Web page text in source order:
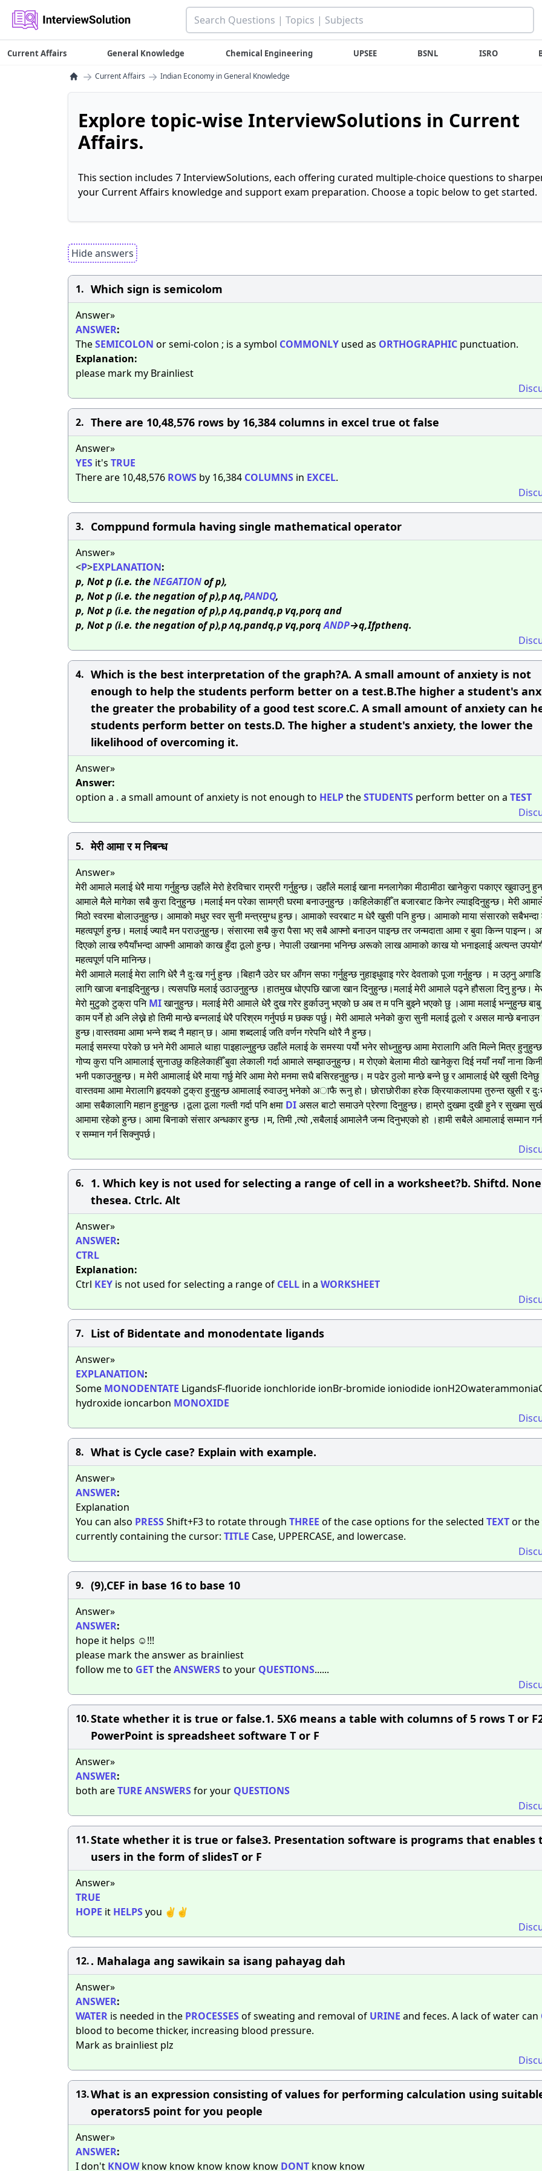
Current Affairs General Knowledge Chemical Engineering UPSEE BSNL ISRO
→ Current Affairs → Indian Economy in General Knowledge
Explore topic-wise InterviewSolutions in Current
Affairs.
This section includes 7 InterviewSolutions, each offering curated multiple-choice questions to
your Current Affairs knowledge and support exam preparation. Choose a topic below to get started.
Hide answers
1. Which sign is semicolom​
Answer»
ANSWER:
TheSEMICOLON or semi-colon ; is a symbol COMMONLY used as ORTHOGRAPHIC punctuation.
Explanation:
please mark my Brainliest
2. There are 10,48,576 rows by 16,384 columns in excel true ot false​
Answer»
YES it's TRUE
There are 10,48,576 ROWS by 16,384 COLUMNS in EXCEL.
3. Comppund formula having single mathematical operator​
Answer»
<P>EXPLANATION:
p, Not p (i.e. theNEGATIONof p),
p, Not p (i.e. the negation of p),p∧q,PANDQ,
p, Not p (i.e. the negation of p),p∧q,pandq,p∨q,porq and
p, Not p (i.e. the negation of p),p∧q,pandq,p∨q,porqANDP→q,Ifpthenq.
4. Which is the best interpretation of the graph?A. A small amount of anxiety is not
enough to help the students perform better on a test.B.The higher a student's
the greater the probability of a good test score.C. A small amount of anxiety can
students perform better on tests.D. The higher a student's anxiety, the lower the
likelihood of overcoming it.​
Answer»
Answer:
option a . a small amount of anxiety is not enough to HELPtheSTUDENTS perform better on a TEST
5. मेरी आमा र म निबन्ध​
Answer»
मेरी आमाले मलाई धेरै माया गर्नुहुन्छ उहाँले मेरो हेरविचार राम्ररी गर्नुहुन्छ। उहाँले मलाई खाना मनलागेका मीठामीठा खानेकुरा पकाएर खुवाउनु
आमाले मैले मागेका सबै कुरा दिनुहुन्छ ।मलाई मन परेका सामग्री घरमा बनाउनुहुन्छ ।कहिलेकाहीँ त बजारबाट किनेर ल्याइदिनुहुन्छ। मेरी
मिठो स्वरमा बोलाउनुहुन्छ। आमाको मधुर स्वर सुनी मन्त्रमुग्ध हुन्छ। आमाको स्वरबाट म धेरै खुसी पनि हुन्छ। आमाको माया संसारको सबैभन्दा
महत्वपूर्ण हुन्छ। मलाई ज्यादै मन पराउनुहुन्छ। संसारमा सबै कुरा पैसा भए सबै आफ्नो बनाउन पाइन्छ तर जन्मदाता आमा र बुवा किन्न पाइन्न।
दिएको लाख रुपैयाँभन्दा आफ्नी आमाको काख हुँदा ठूलो हुन्छ। नेपाली उखानमा भनिन्छ अरूकाे लाख आमाको काख यो भनाइलाई अत्यन्त
महत्वपूर्ण पनि मानिन्छ।
मेरी आमाले मलाई मेरा लागि धेरै नै दुःख गर्नु हुन्छ ।बिहानै उठेर घर आँगन सफा गर्नुहुन्छ नुहाइधुवाइ गरेर देवताको पूजा गर्नुहुन्छ । म उठ्नु
लागि खाजा बनाइदिनुहुन्छ। त्यसपछि मलाई उठाउनुहुन्छ ।हातमुख धोएपछि खाजा खान दिनुहुन्छ।मलाई मेरी आमाले पढ्ने हौसला दिनु हुन्छ।
मेरो मुटुको टुक्रा पनिMIखानुहुन्छ। मलाई मेरी आमाले धेरै दुख गरेर हुर्काउनु भएको छ अब त म पनि बुझ्ने भएको छु ।आमा मलाई भन्नुहुन्छ बाबु
काम पर्ने हो अनि लेख्ने हो तिमी मान्छे बन्नलाई धेरै परिश्रम गर्नुपर्छ म छक्क पर्छु। मेरी आमाले भनेको कुरा सुनी मलाई ठूलो र असल मान्छे
हुन्छ।वास्तवमा आमा भन्ने शब्द नै महान् छ। आमा शब्दलाई जति वर्णन गरेपनि थोरै नै हुन्छ।
मलाई समस्या परेको छ भने मेरी आमाले थाहा पाइहाल्नुहुन्छ उहाँले मलाई के समस्या पर्यो भनेर सोध्नुहुन्छ आमा मेरालागि अति मिल्ने मित्र
गोप्य कुरा पनि आमालाई सुनाउछु कहिलेकाहीँ बुवा लेकाली गर्दा आमाले सम्झाउनुहुन्छ। म रोएको बेलामा मीठो खानेकुरा दिई नयाँ नयाँ नाना
भनी पकाउनुहुन्छ। म मेरी आमालाई धेरै माया गर्छु मेरि आमा मेरो मनमा सधै बसिरहनुहुन्छ। म पढेर ठुलो मान्छे बन्ने छु र आमालाई धेरै खुसी
वास्तवमा आमा मेरालागि हृदयको टुक्रा हुनुहुन्छ आमालाई रुवाउनु भनेको अाफै रूनु हो। छोराछोरीका हरेक क्रियाकलापमा तुरुन्त खुसी र
आमा सबैकालागि महान हुनुहुन्छ ।ठूला ठूला गल्ती गर्दा पनि क्षमा DIअसल बाटो समाउने प्रेरणा दिनुहुन्छ। हाम्रो दुखमा दुखी हुने र सुखमा
आमामा रहेको हुन्छ। आमा बिनाको संसार अन्धकार हुन्छ ।म, तिमी ,त्यो ,सबैलाई आमालेनै जन्म दिनुभएको हो ।हामी सबैले आमालाई सम्मान
र सम्मान गर्न सिक्नुपर्छ।
6. 1. Which key is not used for selecting a range of cell in a worksheet?b. Shiftd.
thesea. Ctrlc. Alt​
Answer»
ANSWER:
CTRL
Explanation:
Ctrl KEY is not used for selecting a range of CELL in a WORKSHEET
7. List of Bidentate and monodentate ligands​
Answer»
EXPLANATION:
Some MONODENTATE LigandsF-fluoride ionchloride ionBr-bromide ioniodide
hydroxide ioncarbon MONOXIDE
8. What is Cycle case? Explain with example.​
Answer»
ANSWER:
Explanation
You can also PRESSShift+F3 to rotate through THREE of the case options for the selected TEXTor the
currently containing the cursor: TITLE Case, UPPERCASE, and lowercase.
9. (9),CEF in base 16 to base 10​
Answer»
ANSWER:
hope it helps ☺️!!!
please mark the answer as brainliest
follow me to GETtheANSWERSto your QUESTIONS......
10.State whether it is true or false.1. 5X6 means a table with columns of 5 rows T or
PowerPoint is spreadsheet software T or F​
Answer»
ANSWER:
both areTURE ANSWERSfor your QUESTIONS
11.State whether it is true or false3. Presentation software is programs that enables
users in the form of slidesT or F​
Answer»
TRUE
HOPE it HELPSyou ✌️✌️
12.. Mahalaga ang sawikain sa isang pahayag dah​
Answer»
ANSWER:
WATER is needed in the PROCESSESof sweating and removal of URINE and feces. A lack of water can
blood to become thicker, increasing blood pressure.
Mark as brainliest plz
13.What is an expression consisting of values for performing calculation using
operators5 point for you people​
Answer»
ANSWER:
I don't KNOWknow know know know know DONT know know